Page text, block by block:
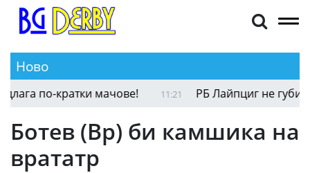
Ново
по-кратки мачове! РБ Лайпциг не губи
Ботев (Вр) би камшика на
врататр